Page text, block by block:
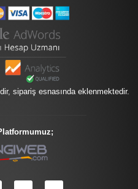
sipariş esnasında eklenmektedir.